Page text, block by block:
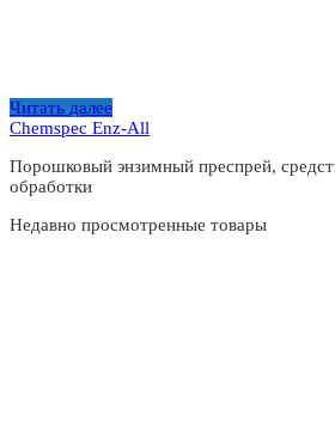
Читать далее
Chemspec Enz-All
Порошковый энзимный преспрей,
обработки
Недавно просмотренные товары